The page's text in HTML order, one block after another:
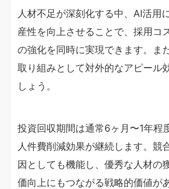
人材不足が深刻化する中、AI活用
産性を向上させることで、採用コ
の強化を同時に実現できます。ま
取り組みとして対外的なアピール
しょう。
投資回収期間は通常6ヶ月〜1年程
人件費削減効果が継続します。競
因としても機能し、優秀な人材の
価向上にもつながる戦略的価値が